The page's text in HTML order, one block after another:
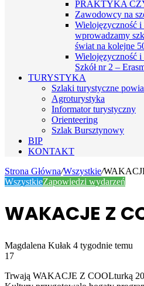
PRAKTYKA
Zawodowcy na
Wielojęzyczność
wprowadzamy
świat na kolejne
Wielojęzyczność
Szkół nr 2 –
TURYSTYKA
Szlaki turystyczne
Agroturystyka
Informator turystyczny
Orienteering
Szlak Bursztynowy
BIP
KONTAKT
Strona Główna/Wszystkie/
WszystkieZapowiedzi wydarzeń
WAKACJE Z
Magdalena Kułak Send
4 tygodnie temu
17
Trwają WAKACJE Z COOLturką